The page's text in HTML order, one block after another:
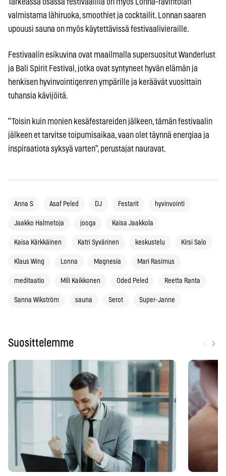
valmistama lähiruoka, smoothiet ja cocktailit. Lonnan saaren
upouusi sauna on myös käytettävissä festivaalivieraille.
Festivaalin esikuvina ovat maailmalla supersuositut Wanderlust
ja Bali Spirit Festival, jotka ovat syntyneet hyvän elämän ja
henkisen hyvinvointigenren ympärille ja keräävät vuosittain
tuhansia kävijöitä.
"Toisin kuin monien kesäfestareiden jälkeen, tämän festivaalin
jälkeen et tarvitse toipumisaikaa, vaan olet täynnä energiaa ja
inspiraatiota syksyä varten", perustajat nauravat.
Anna S Asaf Peled DJ Festarit hyvinvointi
Jaakko Halmetoja jooga Kaisa Jaakkola
Kaisa Kärkkäinen Katri Syvärinen keskustelu Kirsi Salo
Klaus Wing Lonna Magnesia Mari Rasimus
meditaatio Mili Kaikkonen Oded Peled Reetta Ranta
Sanna Wikström sauna Serot Super-Janne
Suosittelemme ›